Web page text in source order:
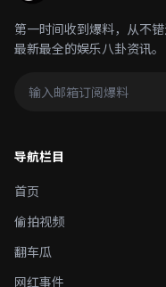
第一时间收到爆料，从不
最新最全的娱乐八卦资讯。
导航栏目
首页
偷拍视频
翻车瓜
网红事件